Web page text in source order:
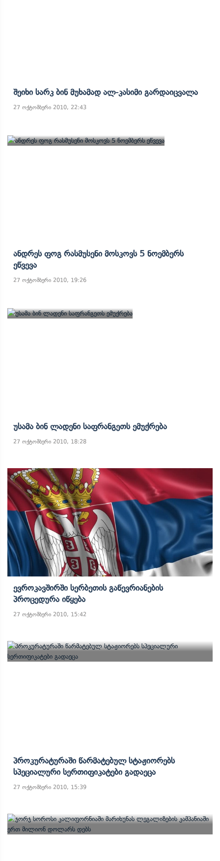
Შეიხი Სარკ Ბინ Მუხამად Ალ-Კასიმი Გარდაიცვალა
27 ოქტომბერი 2010, 22:43
Ანდრეს Ფოგ Რასმუსენი Მოსკოვს 5 Ნოემბერს
Ეწვევა
27 ოქტომბერი 2010, 19:26
Უსამა Ბინ Ლადენი Საფრანგეთს Ემუქრება
27 ოქტომბერი 2010, 18:28
Ევროკავშირში Სერბეთის Გაწევრიანების
Პროცედურა Იწყება
27 ოქტომბერი 2010, 15:42
Პროკურატურაში Წარმატებულ Სტაჟიორებს
Სპეციალური Სერთიფიკატები Გადაეცა
27 ოქტომბერი 2010, 15:39